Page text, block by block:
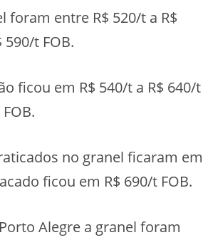
foram entre R$ 520/t a R$
t FOB.
ficou em R$ 540/t a R$ 640/t
no granel ficaram em
ficou em R$ 690/t FOB.
Alegre a granel foram